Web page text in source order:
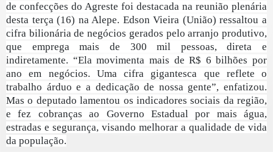
de confecções do Agreste foi destacada na reunião plenária
desta terça (16) na Alepe. Edson Vieira (União) ressaltou a
cifra bilionária de negócios gerados pelo arranjo produtivo,
que emprega mais de 300 mil pessoas, direta e
indiretamente. “Ela movimenta mais de R$ 6 bilhões por
ano em negócios. Uma cifra gigantesca que reflete o
trabalho árduo e a dedicação de nossa gente”, enfatizou.
Mas o deputado lamentou os indicadores sociais da região,
e fez cobranças ao Governo Estadual por mais água,
estradas e segurança, visando melhorar a qualidade de vida
da população.